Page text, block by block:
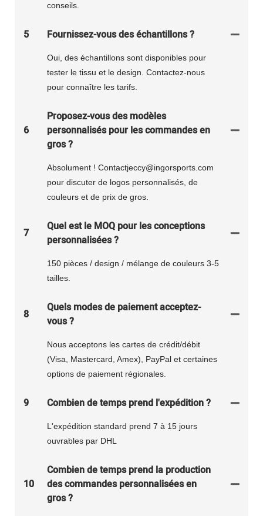
conseils.
5 Fournissez-vous des échantillons ?
Oui, des échantillons sont disponibles pour
tester le tissu et le design. Contactez-nous
pour connaître les tarifs.
6
Proposez-vous des modèles
personnalisés pour les commandes en
gros ?
Absolument ! Contactjeccy@ingorsports.com
pour discuter de logos personnalisés, de
couleurs et de prix de gros.
7
Quel est le MOQ pour les conceptions
personnalisées ?
150 pièces / design / mélange de couleurs 3-5
tailles.
8
Quels modes de paiement acceptez-
vous ?
Nous acceptons les cartes de crédit/débit
(Visa, Mastercard, Amex), PayPal et certaines
options de paiement régionales.
9 Combien de temps prend l'expédition ?
L'expédition standard prend 7 à 15 jours
ouvrables par DHL
10
Combien de temps prend la production
des commandes personnalisées en
gros ?